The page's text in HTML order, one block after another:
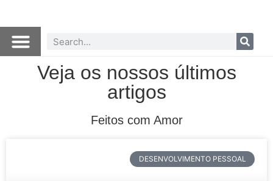
Veja os nossos últimos
artigos
Feitos com Amor
DESENVOLVIMENTO PESSOAL